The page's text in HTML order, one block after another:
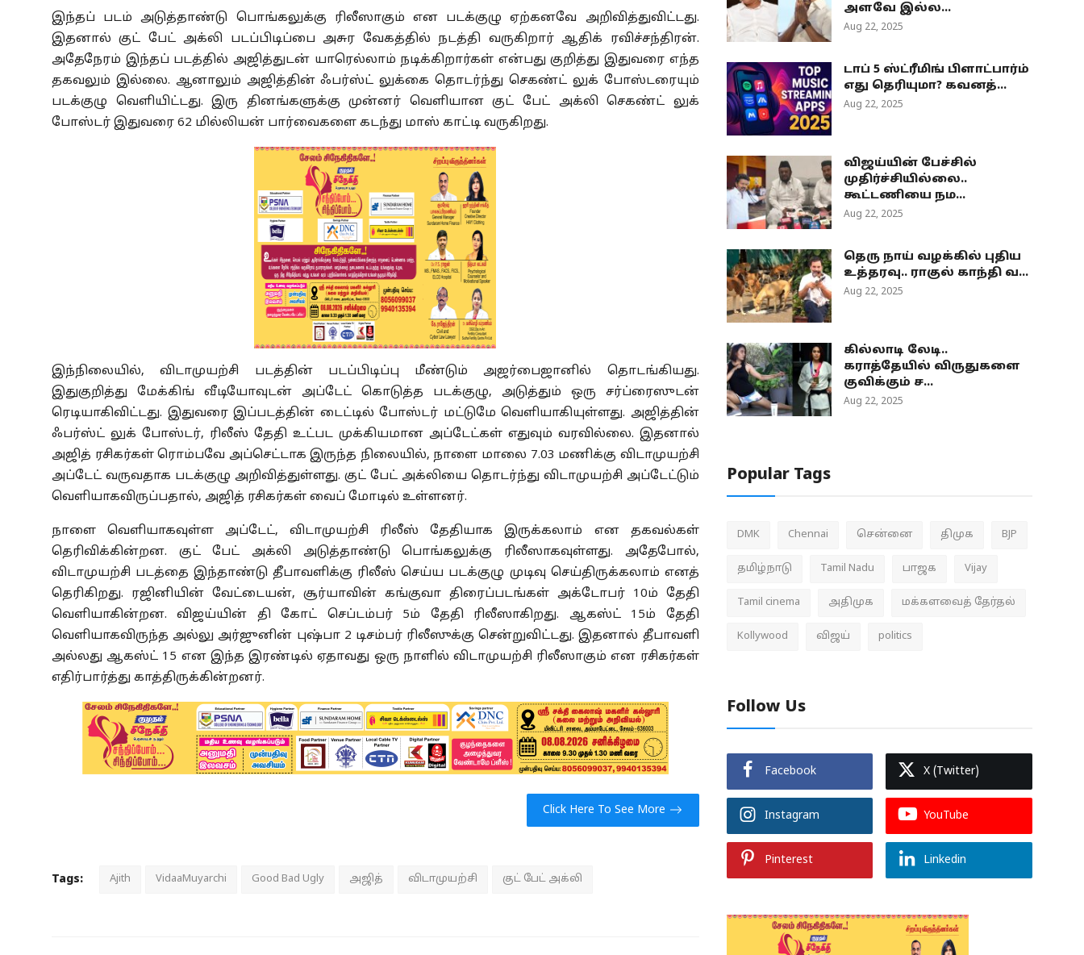
இந்தப் படம் அடுத்தாண்டு பொங்கலுக்கு ரிலீஸாகும் என படக்குழு ஏற்கனவே அறிவித்துவிட்டது.
இதனால் குட் பேட் அக்லி படப்பிடிப்பை அசுர வேகத்தில் நடத்தி வருகிறார் ஆதிக் ரவிச்சந்திரன்.
அதேநேரம் இந்தப் படத்தில் அஜித்துடன் யாரெல்லாம் நடிக்கிறார்கள் என்பது குறித்து இதுவரை எந்த
தகவலும் இல்லை. ஆனாலும் அஜித்தின் ஃபர்ஸ்ட் லுக்கை தொடர்ந்து செகண்ட் லுக் போஸ்டரையும்
படக்குழு வெளியிட்டது. இரு தினங்களுக்கு முன்னர் வெளியான குட் பேட் அக்லி செகண்ட் லுக்
போஸ்டர் இதுவரை 62 மில்லியன் பார்வைகளை கடந்து மாஸ் காட்டி வருகிறது.
இந்நிலையில், விடாமுயற்சி படத்தின் படப்பிடிப்பு மீண்டும் அஜர்பைஜானில் தொடங்கியது.
இதுகுறித்து மேக்கிங் வீடியோவுடன் அப்டேட் கொடுத்த படக்குழு, அடுத்தும் ஒரு சர்ப்ரைஸுடன்
ரெடியாகிவிட்டது. இதுவரை இப்படத்தின் டைட்டில் போஸ்டர் மட்டுமே வெளியாகியுள்ளது. அஜித்தின்
ஃபர்ஸ்ட் லுக் போஸ்டர், ரிலீஸ் தேதி உட்பட முக்கியமான அப்டேட்கள் எதுவும் வரவில்லை. இதனால்
அஜித் ரசிகர்கள் ரொம்பவே அப்செட்டாக இருந்த நிலையில், நாளை மாலை 7.03 மணிக்கு விடாமுயற்சி
அப்டேட் வருவதாக படக்குழு அறிவித்துள்ளது. குட் பேட் அக்லியை தொடர்ந்து விடாமுயற்சி அப்டேட்டும்
வெளியாகவிருப்பதால், அஜித் ரசிகர்கள் வைப் மோடில் உள்ளனர்.
நாளை வெளியாகவுள்ள அப்டேட், விடாமுயற்சி ரிலீஸ் தேதியாக இருக்கலாம் என தகவல்கள்
தெரிவிக்கின்றன. குட் பேட் அக்லி அடுத்தாண்டு பொங்கலுக்கு ரிலீஸாகவுள்ளது. அதேபோல்,
விடாமுயற்சி படத்தை இந்தாண்டு தீபாவளிக்கு ரிலீஸ் செய்ய படக்குழு முடிவு செய்திருக்கலாம் எனத்
தெரிகிறது. ரஜினியின் வேட்டையன், சூர்யாவின் கங்குவா திரைப்படங்கள் அக்டோபர் 10ம் தேதி
வெளியாகின்றன. விஜய்யின் தி கோட் செப்டம்பர் 5ம் தேதி ரிலீஸாகிறது. ஆகஸ்ட் 15ம் தேதி
வெளியாகவிருந்த அல்லு அர்ஜுனின் புஷ்பா 2 டிசம்பர் ரிலீஸுக்கு சென்றுவிட்டது. இதனால் தீபாவளி
அல்லது ஆகஸ்ட் 15 என இந்த இரண்டில் ஏதாவது ஒரு நாளில் விடாமுயற்சி ரிலீஸாகும் என ரசிகர்கள்
எதிர்பார்த்து காத்திருக்கின்றனர்.
Click Here To See More
Tags: Ajith VidaaMuyarchi Good Bad Ugly அஜித் விடாமுயற்சி குட் பேட் அக்லி
அளவே இல்ல...
Aug 22, 2025
டாப் 5 ஸ்ட்ரீமிங் பிளாட்பார்ம்
எது தெரியுமா? கவனத்...
Aug 22, 2025
விஜய்யின் பேச்சில்
முதிர்ச்சியில்லை..
கூட்டணியை நம...
Aug 22, 2025
தெரு நாய் வழக்கில் புதிய
உத்தரவு.. ராகுல் காந்தி வ...
Aug 22, 2025
கில்லாடி லேடி..
கராத்தேயில் விருதுகளை
குவிக்கும் ச...
Aug 22, 2025
Popular Tags
DMK Chennai சென்னை திமுக BJP
தமிழ்நாடு Tamil Nadu பாஜக Vijay
Tamil cinema அதிமுக மக்களவைத் தேர்தல்
Kollywood விஜய் politics
Follow Us
Facebook X (Twitter)
Instagram YouTube
Pinterest Linkedin